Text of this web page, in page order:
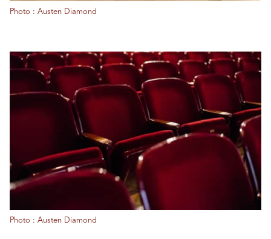
Photo : Austen Diamond
Photo : Austen Diamond